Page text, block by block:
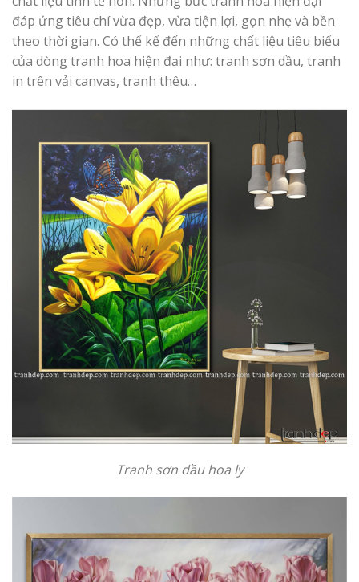
đáp ứng tiêu chí vừa đẹp, vừa tiện lợi, gọn nhẹ và bền
theo thời gian. Có thể kể đến những chất liệu tiêu biểu
của dòng tranh hoa hiện đại như: tranh sơn dầu, tranh
in trên vải canvas, tranh thêu…
Tranh sơn dầu hoa ly